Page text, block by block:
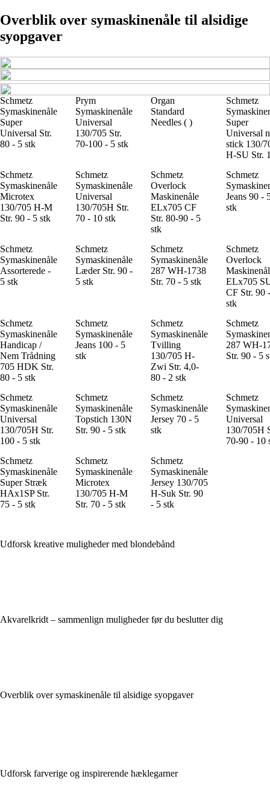
Overblik over symaskinenåle til alsidige
syopgaver
Schmetz
Symaskinenåle
Super
Universal Str.
80 - 5 stk
Prym
Symaskinenåle
Universal
130/705 Str.
70-100 - 5 stk
Organ
Standard
Needles ( )
Schmetz
Super
Universal
stick 130/
H-SU Str.
Schmetz
Symaskinenåle
Microtex
130/705 H-M
Str. 90 - 5 stk
Schmetz
Symaskinenåle
Universal
130/705H Str.
70 - 10 stk
Schmetz
Overlock
Maskinenåle
ELx705 CF
Str. 80-90 - 5
stk
Schmetz
Jeans 90 -
stk
Schmetz
Symaskinenåle
Assorterede -
5 stk
Schmetz
Symaskinenåle
Læder Str. 90 -
5 stk
Schmetz
Symaskinenåle
287 WH-1738
Str. 70 - 5 stk
Schmetz
Overlock
ELx705
CF Str. 90
stk
Schmetz
Symaskinenåle
Handicap /
Nem Trådning
705 HDK Str.
80 - 5 stk
Schmetz
Symaskinenåle
Jeans 100 - 5
stk
Schmetz
Symaskinenåle
Tvilling
130/705 H-
Zwi Str. 4,0-
80 - 2 stk
Schmetz
287 WH-
Str. 90 - 5
Schmetz
Symaskinenåle
Universal
130/705H Str.
100 - 5 stk
Schmetz
Symaskinenåle
Topstich 130N
Str. 90 - 5 stk
Schmetz
Symaskinenåle
Jersey 70 - 5
stk
Schmetz
Universal
130/705H
70-90 - 10
Schmetz
Symaskinenåle
Super Stræk
HAx1SP Str.
75 - 5 stk
Schmetz
Symaskinenåle
Microtex
130/705 H-M
Str. 70 - 5 stk
Schmetz
Symaskinenåle
Jersey 130/705
H-Suk Str. 90
- 5 stk
Udforsk kreative muligheder med blondebånd
Akvarelkridt – sammenlign muligheder før du beslutter dig
Overblik over symaskinenåle til alsidige syopgaver
Udforsk farverige og inspirerende hæklegarner